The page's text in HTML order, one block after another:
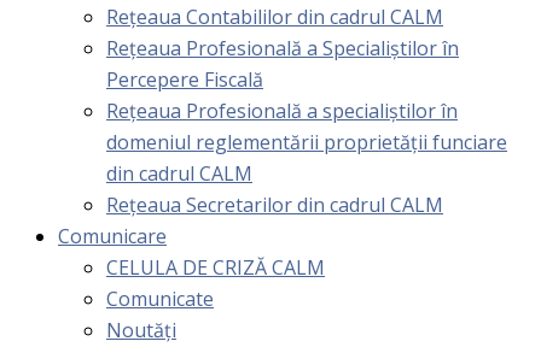
Rețeaua Contabililor din cadrul CALM
Rețeaua Profesională a Specialiștilor în
Percepere Fiscală
Reţeaua Profesională a specialiştilor în
domeniul reglementării proprietăţii funciare
din cadrul CALM
Rețeaua Secretarilor din cadrul CALM
Comunicare
CELULA DE CRIZĂ CALM
Comunicate
Noutăți